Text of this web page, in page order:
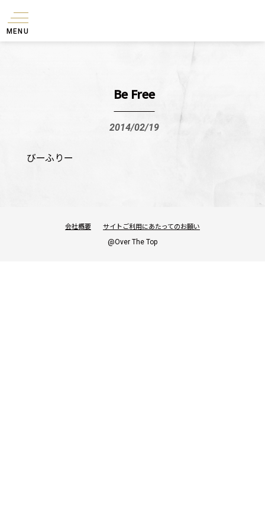
MENU
Be Free
2014/02/19
びーふりー
会社概要 サイトご利用にあたってのお願い
@Over The Top